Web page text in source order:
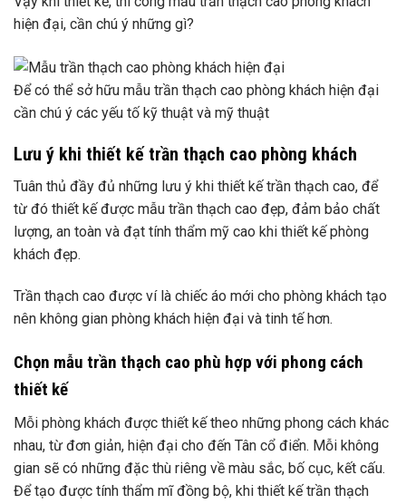
hiện đại, cần chú ý những gì?
Để có thể sở hữu mẫu trần thạch cao phòng khách hiện đại
cần chú ý các yếu tố kỹ thuật và mỹ thuật
Lưu ý khi thiết kế trần thạch cao phòng khách
Tuân thủ đầy đủ những lưu ý khi thiết kế trần thạch cao, để
từ đó thiết kế được mẫu trần thạch cao đẹp, đảm bảo chất
lượng, an toàn và đạt tính thẩm mỹ cao khi thiết kế phòng
khách đẹp.
Trần thạch cao được ví là chiếc áo mới cho phòng khách tạo
nên không gian phòng khách hiện đại và tinh tế hơn.
Chọn mẫu trần thạch cao phù hợp với phong cách
thiết kế
Mỗi phòng khách được thiết kế theo những phong cách khác
nhau, từ đơn giản, hiện đại cho đến Tân cổ điển. Mỗi không
gian sẽ có những đặc thù riêng về màu sắc, bố cục, kết cấu.
Để tạo được tính thẩm mĩ đồng bộ, khi thiết kế trần thạch